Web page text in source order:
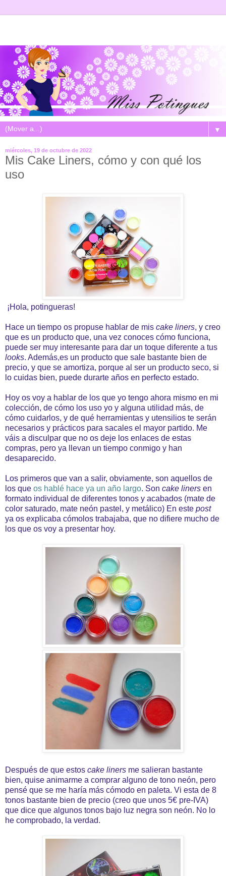
▼
miércoles, 19 de octubre de 2022
Mis Cake Liners, cómo y con qué los
uso
¡Hola, potingueras!
Hace un tiempo os propuse hablar de mis cake liners, y creo
que es un producto que, una vez conoces cómo funciona,
puede ser muy interesante para dar un toque diferente a tus
looks. Además,es un producto que sale bastante bien de
precio, y que se amortiza, porque al ser un producto seco, si
lo cuidas bien, puede durarte años en perfecto estado.
Hoy os voy a hablar de los que yo tengo ahora mismo en mi
colección, de cómo los uso yo y alguna utilidad más, de
cómo cuidarlos, y de qué herramientas y utensilios te serán
necesarios y prácticos para sacales el mayor partido. Me
váis a disculpar que no os deje los enlaces de estas
compras, pero ya llevan un tiempo conmigo y han
desaparecido.
Los primeros que van a salir, obviamente, son aquellos de
los que os hablé hace ya un año largo. Son cake liners en
formato individual de diferentes tonos y acabados (mate de
color saturado, mate neón pastel, y metálico) En este post
ya os explicaba cómolos trabajaba, que no difiere mucho de
los que os voy a presentar hoy.
Después de que estos cake liners me salieran bastante
bien, quise animarme a comprar alguno de tono neón, pero
pensé que se me haría más cómodo en paleta. Vi esta de 8
tonos bastante bien de precio (creo que unos 5€ pre-IVA)
que dice que algunos tonos bajo luz negra son neón. No lo
he comprobado, la verdad.